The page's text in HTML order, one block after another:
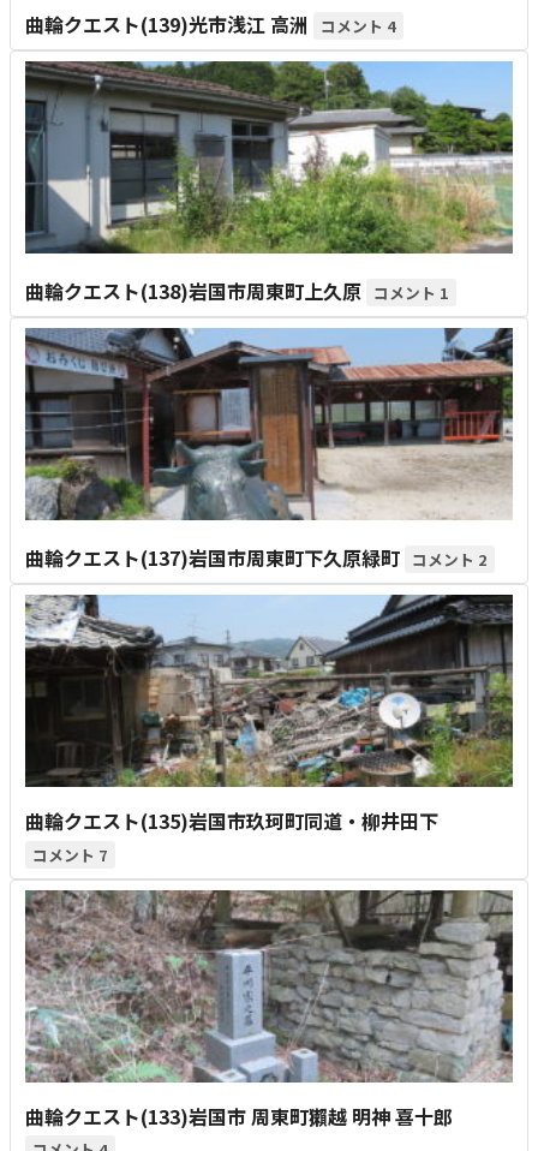
曲輪クエスト(139)光市浅江 高洲 4
曲輪クエスト(138)岩国市周東町上久原 1
曲輪クエスト(137)岩国市周東町下久原緑町 2
曲輪クエスト(135)岩国市玖珂町同道・柳井田下
7
曲輪クエスト(133)岩国市 周東町獺越 明神 喜十郎